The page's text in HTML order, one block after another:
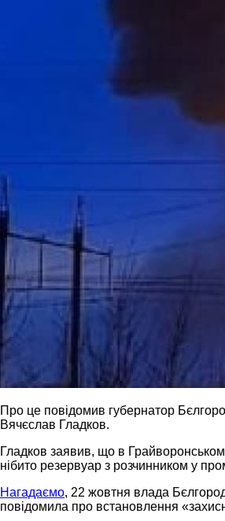
Про це повідомив губернатор
Вячєслав Гладков.
Гладков заявив, що в
нібито резервуар з розчинником у
Нагадаємо, 22 жовтня влада
повідомила про встановлення